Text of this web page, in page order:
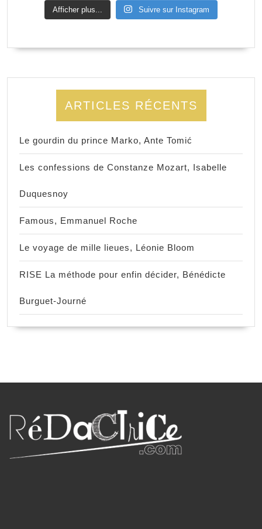
Afficher plus... Suivre sur Instagram
ARTICLES RÉCENTS
Le gourdin du prince Marko, Ante Tomić
Les confessions de Constanze Mozart, Isabelle
Duquesnoy
Famous, Emmanuel Roche
Le voyage de mille lieues, Léonie Bloom
RISE La méthode pour enfin décider, Bénédicte
Burguet-Journé